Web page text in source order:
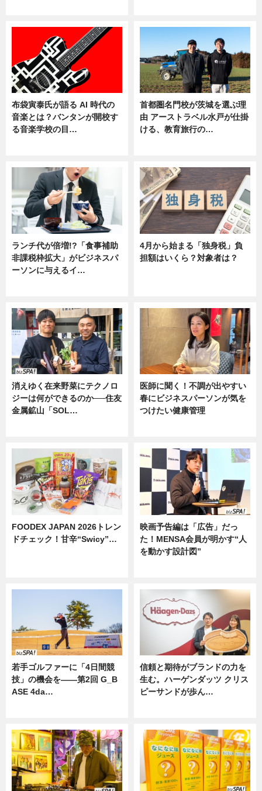
布袋寅泰氏が語る AI 時代の
音楽とは？バンタンが開校す
る音楽学校の目…
首都圏名門校が茨城を選ぶ理
由 アーストラベル水戸が仕掛
ける、教育旅行の…
ランチ代が倍増!?「食事補助
非課税枠拡大」がビジネスパ
ーソンに与えるイ…
4月から始まる「独身税」負
担額はいくら？対象者は？
消えゆく在来野菜にテクノロ
ジーは何ができるのか──住友
金属鉱山「SOL…
医師に聞く！不調が出やすい
春にビジネスパーソンが気を
つけたい健康管理
FOODEX JAPAN 2026トレン
ドチェック！甘辛“Swicy”…
映画予告編は「広告」だっ
た！MENSA会員が明かす“人
を動かす設計図”
若手ゴルファーに「4日間競
技」の機会を——第2回 G_B
ASE 4da…
信頼と期待がブランドの力を
生む。ハーゲンダッツ クリス
ピーサンドが歩ん…